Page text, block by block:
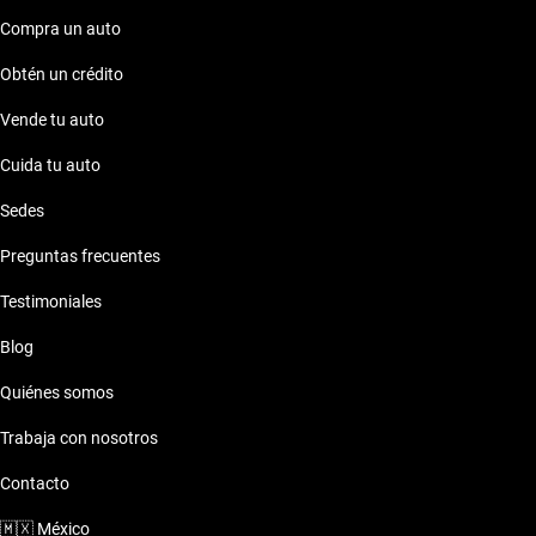
Compra un auto
Obtén un crédito
Vende tu auto
Cuida tu auto
Sedes
Preguntas frecuentes
Testimoniales
Blog
Quiénes somos
Trabaja con nosotros
Contacto
🇲🇽 México